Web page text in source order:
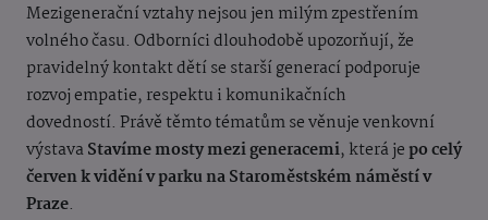
Mezigenerační vztahy nejsou jen milým zpestřením
volného času. Odborníci dlouhodobě upozorňují, že
pravidelný kontakt dětí se starší generací podporuje
rozvoj empatie, respektu i komunikačních
dovedností. Právě těmto tématům se věnuje venkovní
výstavaStavíme mosty mezi generacemi, která je po celý
červen k vidění v parku na Staroměstském náměstí v
Praze.